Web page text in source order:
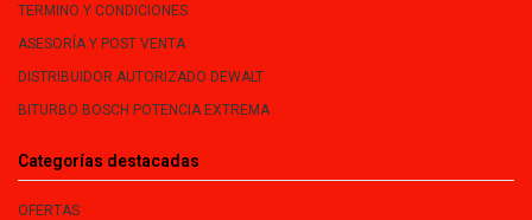
TERMINO Y CONDICIONES
ASESORÍA Y POST VENTA
DISTRIBUIDOR AUTORIZADO DEWALT
BITURBO BOSCH POTENCIA EXTREMA
Categorías destacadas
OFERTAS